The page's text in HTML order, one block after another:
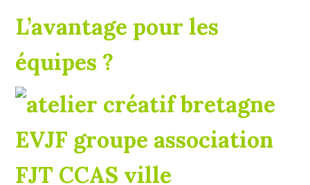
L’avantage pour les
équipes ?